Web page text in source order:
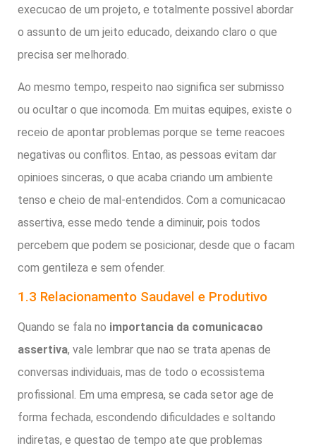
execucao de um projeto, e totalmente possivel abordar
o assunto de um jeito educado, deixando claro o que
precisa ser melhorado.
Ao mesmo tempo, respeito nao significa ser submisso
ou ocultar o que incomoda. Em muitas equipes, existe o
receio de apontar problemas porque se teme reacoes
negativas ou conflitos. Entao, as pessoas evitam dar
opinioes sinceras, o que acaba criando um ambiente
tenso e cheio de mal-entendidos. Com a comunicacao
assertiva, esse medo tende a diminuir, pois todos
percebem que podem se posicionar, desde que o facam
com gentileza e sem ofender.
1.3 Relacionamento Saudavel e Produtivo
Quando se fala no importancia da comunicacao
assertiva, vale lembrar que nao se trata apenas de
conversas individuais, mas de todo o ecossistema
profissional. Em uma empresa, se cada setor age de
forma fechada, escondendo dificuldades e soltando
indiretas, e questao de tempo ate que problemas